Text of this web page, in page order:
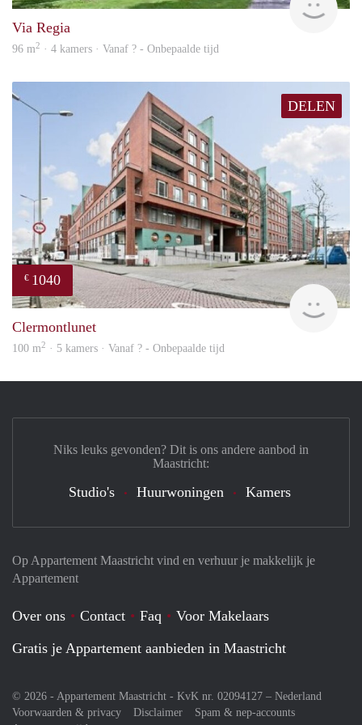
Via Regia
96 m2 · 4 kamers · Vanaf ? - Onbepaalde tijd
DELEN
€ 1040
Clermontlunet
100 m2 · 5 kamers · Vanaf ? - Onbepaalde tijd
Op Appartement Maastricht vind en verhuur je makkelijk je
Appartement
Over ons Contact Faq
Voor Makelaars
Gratis je Appartement aanbieden in Maastricht
© 2026 - Appartement Maastricht - KvK nr. 02094127 – Nederland
Voorwaarden & privacy
Disclaimer
Spam & nep-accounts
Niks leuks gevonden? Dit is ons andere aanbod in
Maastricht:
Studio's Huurwoningen Kamers